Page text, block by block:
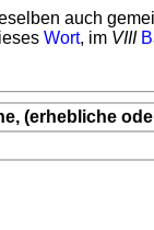
auch
Wort, im VIII
(erhebliche